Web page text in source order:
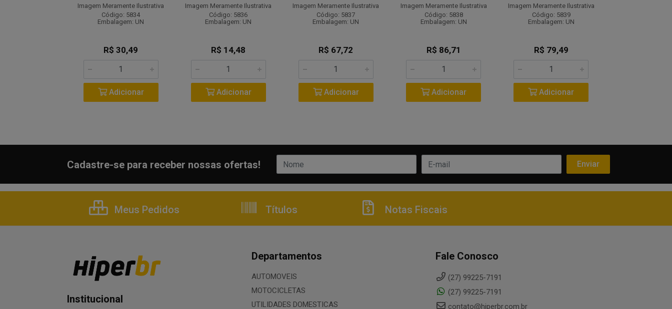
Imagem Meramente Ilustrativa
Código: 5834
Embalagem: UN
R$ 30,49
Adicionar
Imagem Meramente Ilustrativa
Código: 5836
Embalagem: UN
R$ 14,48
Adicionar
Imagem Meramente Ilustrativa
Código: 5837
Embalagem: UN
R$ 67,72
Adicionar
Imagem Meramente Ilustrativa
Código: 5838
Embalagem: UN
R$ 86,71
Adicionar
Imagem Meramente Ilustrativa
Código: 5839
Embalagem: UN
R$ 79,49
Adicionar
Cadastre-se para receber nossas ofertas!
Meus Pedidos Títulos Notas Fiscais
Institucional
Departamentos
AUTOMOVEIS
MOTOCICLETAS
UTILIDADES DOMESTICAS
Fale Conosco
(27) 99225-7191
(27) 99225-7191
contato@hiperbr.com.br